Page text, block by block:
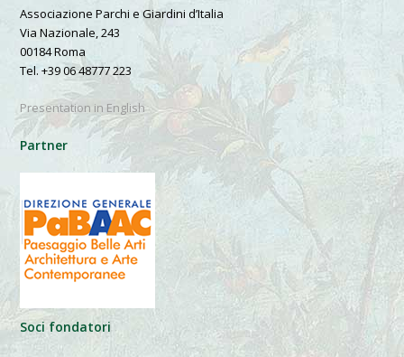
Associazione Parchi e Giardini d’Italia
Via Nazionale, 243
00184 Roma
Tel. +39 06 48777 223
Presentation in English
Partner
Soci fondatori